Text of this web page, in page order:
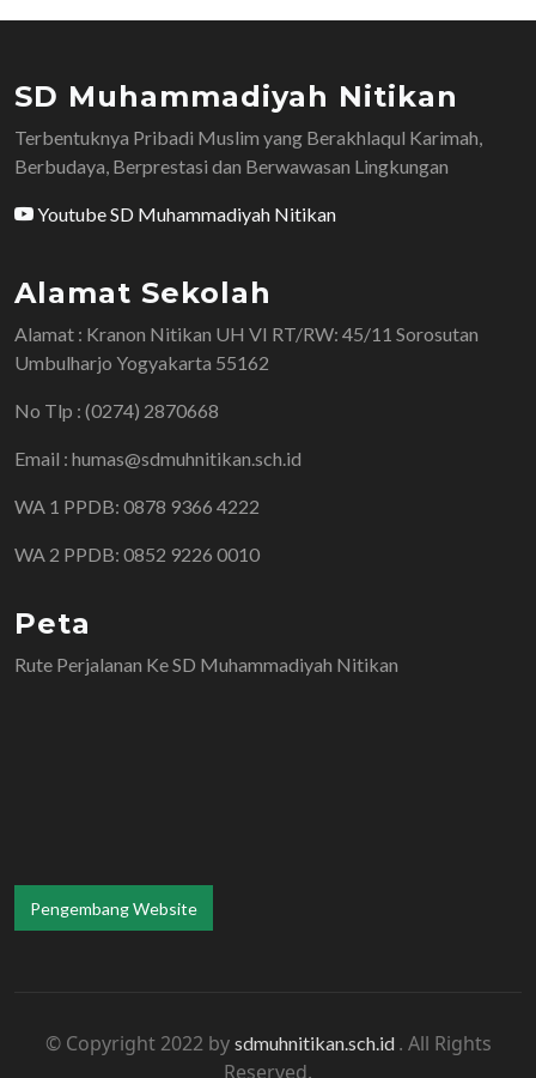
SD Muhammadiyah Nitikan
Terbentuknya Pribadi Muslim yang Berakhlaqul Karimah,
Berbudaya, Berprestasi dan Berwawasan Lingkungan
Youtube SD Muhammadiyah Nitikan
Alamat Sekolah
Alamat : Kranon Nitikan UH VI RT/RW: 45/11 Sorosutan
Umbulharjo Yogyakarta 55162
No Tlp : (0274) 2870668
Email : humas@sdmuhnitikan.sch.id
WA 1 PPDB: 0878 9366 4222
WA 2 PPDB: 0852 9226 0010
Peta
Rute Perjalanan Ke SD Muhammadiyah Nitikan
Pengembang Website
© Copyright 2022 by sdmuhnitikan.sch.id . All Rights
Reserved.